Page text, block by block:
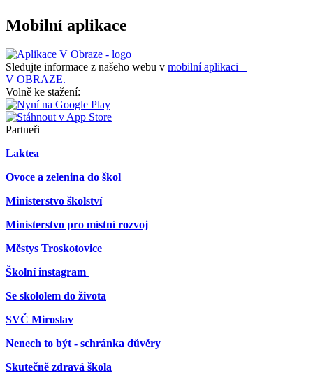
Mobilní aplikace
Sledujte informace z našeho webu v mobilní aplikaci –
V OBRAZE.
Volně ke stažení:
Partneři
Laktea
Ovoce a zelenina do škol
Ministerstvo školství
Ministerstvo pro místní rozvoj
Městys Troskotovice
Školní instagram
Se skololem do života
SVČ Miroslav
Nenech to být - schránka důvěry
Skutečně zdravá škola